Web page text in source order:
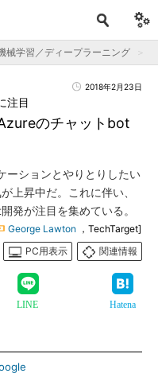
械学習／ディープラーニング
2018年2月23日
のチャットbot
注目
ーションとやりとりしたい
上昇中だ。これに伴い、
発が注目を集めている。
George Lawton ，TechTarget]
PC用表示
関連情報
LINE Hatena